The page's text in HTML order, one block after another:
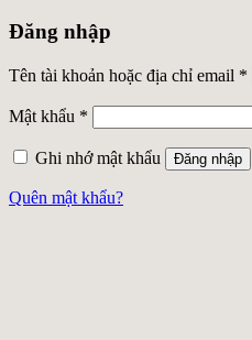
Đăng nhập
Tên tài khoản hoặc địa chỉ email *
Mật khẩu *
Ghi nhớ mật khẩu Đăng nhập
Quên mật khẩu?